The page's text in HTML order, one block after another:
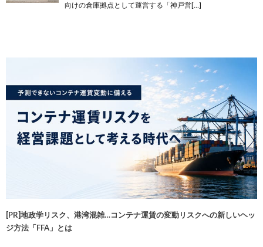
向けの倉庫拠点として運営する「神戸営[…]
[PR]地政学リスク、港湾混雑…コンテナ運賃の変動リスクへの新しいヘッ
ジ方法「FFA」とは